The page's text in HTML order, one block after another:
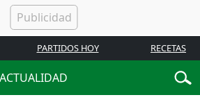
PARTIDOS HOY RECETAS
ACTUALIDAD